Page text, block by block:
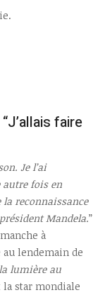
faire
Je l’ai
autre fois en
la reconnaissance
Mandela.”
à
au lendemain de
lumière au
star mondiale